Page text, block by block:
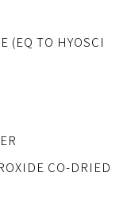
(EQ TO HYOSCI
CO-DRIED